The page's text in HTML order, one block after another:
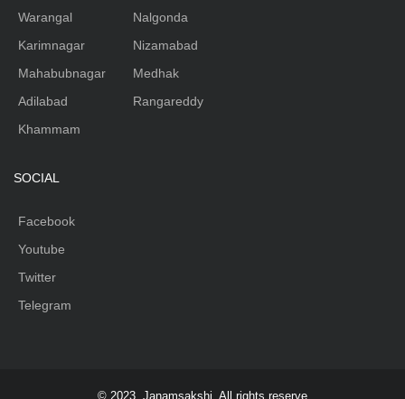
Warangal
Karimnagar
Mahabubnagar
Adilabad
Khammam
Nalgonda
Nizamabad
Medhak
Rangareddy
SOCIAL
Facebook
Youtube
Twitter
Telegram
© 2023, Janamsakshi. All rights reserve